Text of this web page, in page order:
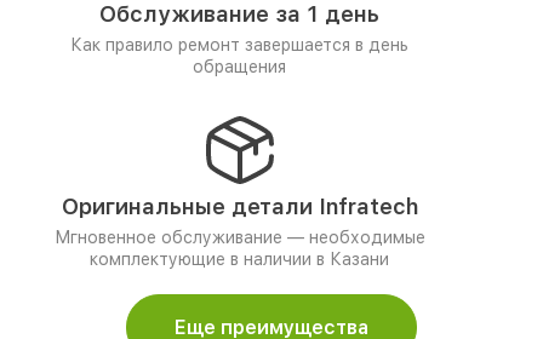
Обслуживание за 1 день
Как правило ремонт завершается в день
обращения
Оригинальные детали Infratech
Мгновенное обслуживание — необходимые
комплектующие в наличии в Казани
Еще преимущества